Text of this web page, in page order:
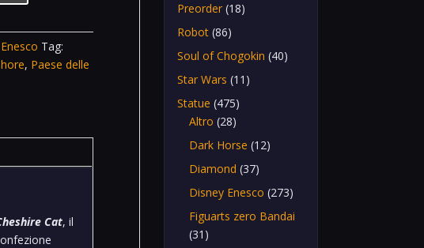
Tag:
, Paese delle
Cat, il
Preorder (18)
Robot (86)
Soul of Chogokin (40)
Star Wars (11)
Statue (475)
Altro (28)
Dark Horse (12)
Diamond (37)
Disney Enesco (273)
Figuarts zero Bandai
(31)